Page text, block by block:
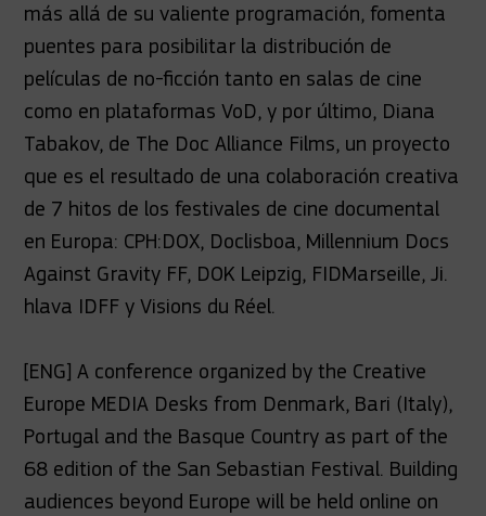
más allá de su valiente programación, fomenta
puentes para posibilitar la distribución de
películas de no-ficción tanto en salas de cine
como en plataformas VoD, y por último, Diana
Tabakov, de The Doc Alliance Films, un proyecto
que es el resultado de una colaboración creativa
de 7 hitos de los festivales de cine documental
en Europa: CPH:DOX, Doclisboa, Millennium Docs
Against Gravity FF, DOK Leipzig, FIDMarseille, Ji.
hlava IDFF y Visions du Réel.
[ENG] A conference organized by the Creative
Europe MEDIA Desks from Denmark, Bari (Italy),
Portugal and the Basque Country as part of the
68 edition of the San Sebastian Festival. Building
audiences beyond Europe will be held online on